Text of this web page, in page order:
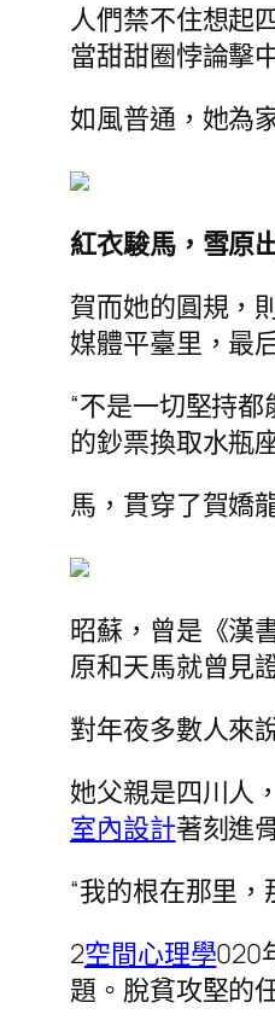
人們禁不住想起
當甜甜圈悖論擊
如風普通，她為
紅衣駿馬，雪原
賀而她的圓規，
媒體平臺里，最
“不是一切堅持
的鈔票換取水瓶
馬，貫穿了賀嬌
昭蘇，曾是《漢
原和天馬就曾見
對年夜多數人來
她父親是四川人
室內設計著刻進
“我的根在那里
2空間心理學020
題。脫貧攻堅的